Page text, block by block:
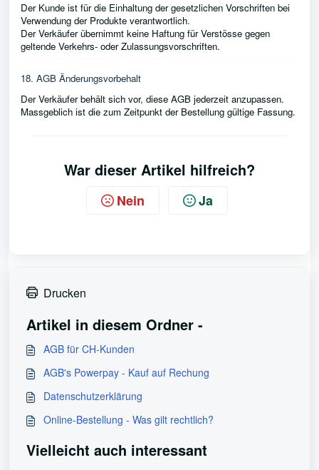
Der Kunde ist für die Einhaltung der gesetzlichen Vorschriften bei
Verwendung der Produkte verantwortlich.
Der Verkäufer übernimmt keine Haftung für Verstösse gegen
geltende Verkehrs- oder Zulassungsvorschriften.
18. AGB Änderungsvorbehalt
Der Verkäufer behält sich vor, diese AGB jederzeit anzupassen.
Massgeblich ist die zum Zeitpunkt der Bestellung gültige Fassung.
War dieser Artikel hilfreich?
Nein Ja
Drucken
Artikel in diesem Ordner -
AGB für CH-Kunden
AGB's Powerpay - Kauf auf Rechung
Datenschutzerklärung
Online-Bestellung - Was gilt rechtlich?
Vielleicht auch interessant